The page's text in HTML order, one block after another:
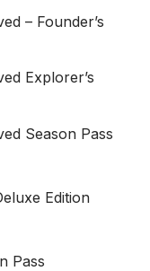
– Founder’s
Explorer’s
Season Pass
Edition
Pass